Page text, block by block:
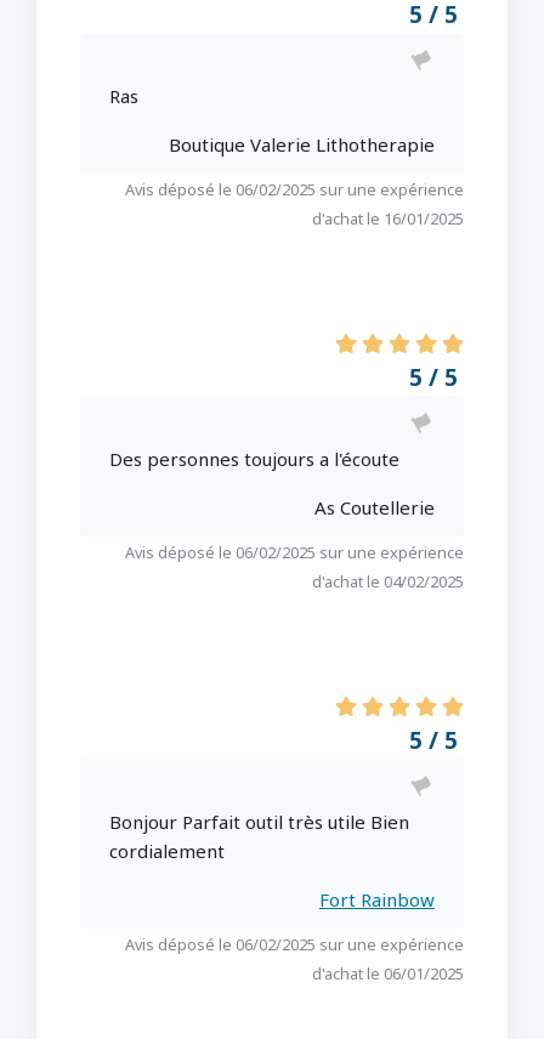
5 / 5
Ras
Boutique Valerie Lithotherapie
Avis déposé le 06/02/2025 sur une expérience
d'achat le 16/01/2025
5 / 5
Des personnes toujours a l'écoute
As Coutellerie
Avis déposé le 06/02/2025 sur une expérience
d'achat le 04/02/2025
5 / 5
Bonjour Parfait outil très utile Bien
cordialement
Fort Rainbow
Avis déposé le 06/02/2025 sur une expérience
d'achat le 06/01/2025